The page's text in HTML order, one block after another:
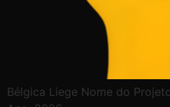
Bélgica Liege Nome do